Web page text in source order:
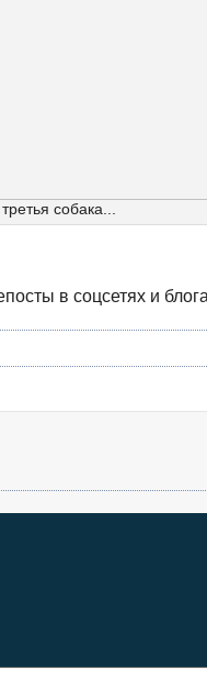
собака...
в соцсетях и